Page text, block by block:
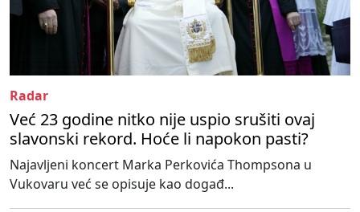
Radar
Već 23 godine nitko nije uspio srušiti ovaj
slavonski rekord. Hoće li napokon pasti?
Najavljeni koncert Marka Perkovića Thompsona u
Vukovaru već se opisuje kao događ...